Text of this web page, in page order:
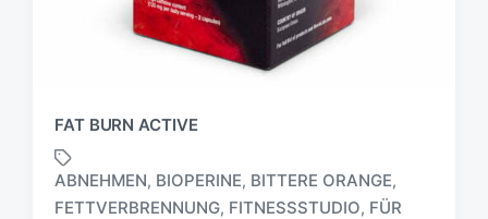
FAT BURN ACTIVE
ABNEHMEN, BIOPERINE, BITTERE ORANGE,
FETTVERBRENNUNG, FITNESSSTUDIO, FÜR